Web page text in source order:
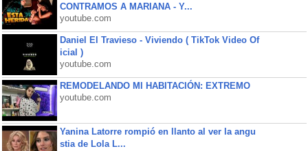
CONTRAMOS A MARIANA - Y...
youtube.com
Daniel El Travieso - Viviendo ( TikTok Video Of
icial )
youtube.com
REMODELANDO MI HABITACIÓN: EXTREMO
youtube.com
Yanina Latorre rompió en llanto al ver la angu
stia de Lola L...